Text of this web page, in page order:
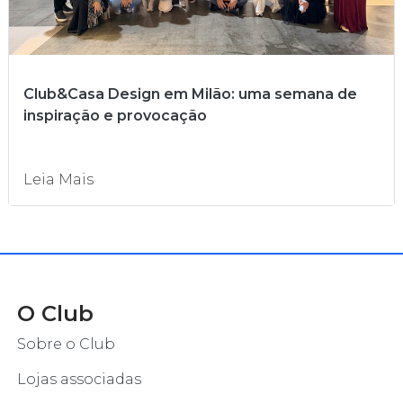
Club&Casa Design em Milão: uma semana de
inspiração e provocação
Leia Mais
O Club
Sobre o Club
Lojas associadas